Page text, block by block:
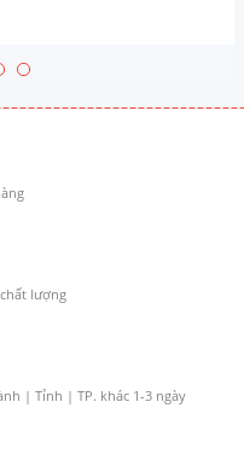
lượng
| Tỉnh | TP. khác 1-3 ngày